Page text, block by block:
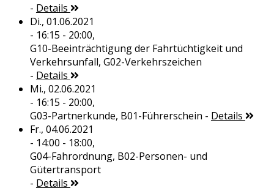
- Details
Di., 01.06.2021
- 16:15 - 20:00,
G10-Beeinträchtigung der Fahrtüchtigkeit und
Verkehrsunfall, G02-Verkehrszeichen
- Details
Mi., 02.06.2021
- 16:15 - 20:00,
G03-Partnerkunde, B01-Führerschein - Details
Fr., 04.06.2021
- 14:00 - 18:00,
G04-Fahrordnung, B02-Personen- und
Gütertransport
- Details